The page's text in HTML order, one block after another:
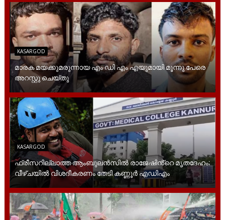
KASARGOD
മാരക മയക്കുമരുന്നായ എം ഡി എം എയുമായി മൂന്നു പേരെ
അറസ്റ്റു ചെയ്തു
KASARGOD
ഫ്രീസറില്ലാത്ത ആംബുലൻസിൽ രാജേഷിൻ്റെ മൃതദേഹം;
വീഴ്ചയിൽ വിശദീകരണം തേടി കണ്ണൂർ എഡിഎം